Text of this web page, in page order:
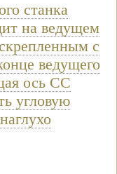
станка
на ведущем
с
ведущего
ось CC
угловую